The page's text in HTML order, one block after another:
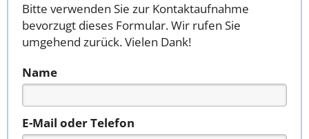
Bitte verwenden Sie zur Kontaktaufnahme
bevorzugt dieses Formular. Wir rufen Sie
umgehend zurück. Vielen Dank!
Name
E-Mail oder Telefon